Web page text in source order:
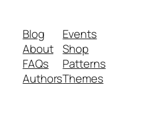
Blog
About
FAQs
Authors
Events
Shop
Patterns
Themes